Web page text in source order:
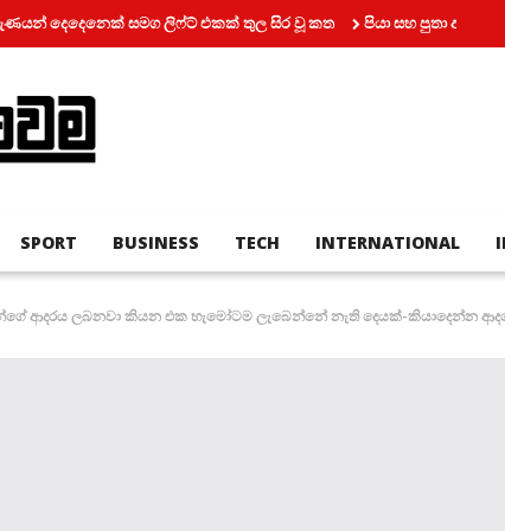
සමග ලිෆ්ට් එකක් තුල සිර වූ කත පියා සහ පුතා අතර
SPORT BUSINESS TECH INTERNATIONAL
ආදරය ලබනවා කියන එක හැමෝටම ලැබෙන්නේ නැති දෙයක්-කියාදෙන්න